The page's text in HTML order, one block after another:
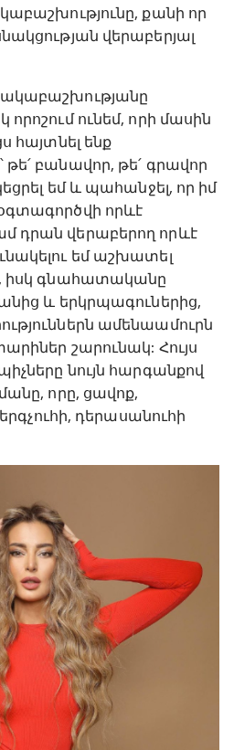
քանի որ
վերաբերյալ
ունեմ, որի մասին
հայտնել ենք
բանավոր, թե՛ գրավոր
եմ և պահանջել, որ իմ
որևէ
դրան վերաբերող որևէ
եմ աշխատել
իսկ գնահատականը
և երկրպագուներից,
ամենաամուրն
շարունակ: Հույս
նույն հարգանքով
որը, ցավոք,
դերասանուհի